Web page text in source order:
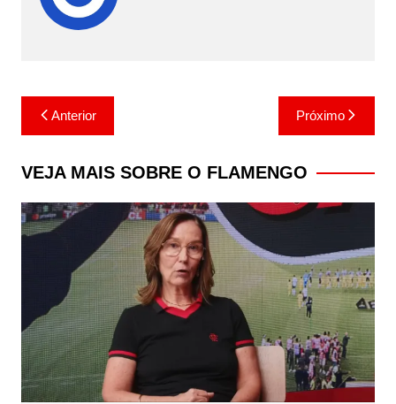
Navegação
de
Post
Anterior Próximo
VEJA MAIS SOBRE O FLAMENGO